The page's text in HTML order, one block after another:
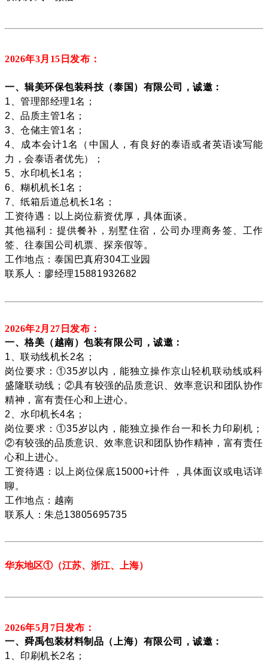
2026年3月15 日发布：
一、辑美环保包装科技（泰国）有限公司，诚邀：
1、管理部经理1名；
2、品质主管1名；
3、仓储主管1名；
4、成本会计1名（中国人，有良好的泰语或者英语读写能
力，会泰语者优先）；
5、水印机长1名；
6、糊机机长1名；
7、纸箱后道总机长1名；
工资待遇：以上岗位薪资优厚，具体面谈。
其他福利：提供餐补，别墅住宿，公司办理商务签、工作
签、往泰国公司机票、探亲假等。
工作地点：泰国巴真府304工业园
联系人：廖经理15881932682
2026年2月27 日发布：
一、格美（越南）包装有限公司，诚邀：
1、联动线机长2名；
岗位要求：①35岁以内，能独立操作京山轻机联动线或科
盛隆联动线；②具有较强的品质意识、效率意识和团队协作
精神，富有责任心和上进心。
2、水印机长4名；
岗位要求：①35岁以内，能独立操作台一和长力印刷机；
②有较强的品质意识、效率意识和团队协作精神，富有责任
心和上进心。
工资待遇：以上岗位保底15000+计件 ，具体面议或电话详
聊。
工作地点：越南
联系人：朱总13805695735
华东地区①（江苏、 浙江、上海）
2026年5月7 日发布：
一、舜禹包装材料制品（上海）有限公司，诚邀：
1、印刷机长2名；